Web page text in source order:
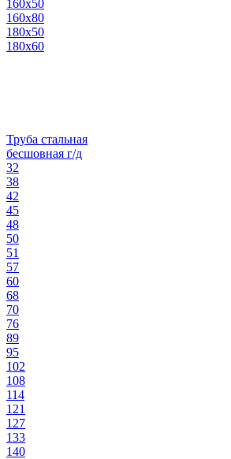
160х50
160х80
180х50
180х60
Труба стальная
бесшовная г/д
32
38
42
45
48
50
51
57
60
68
70
76
89
95
102
108
114
121
127
133
140